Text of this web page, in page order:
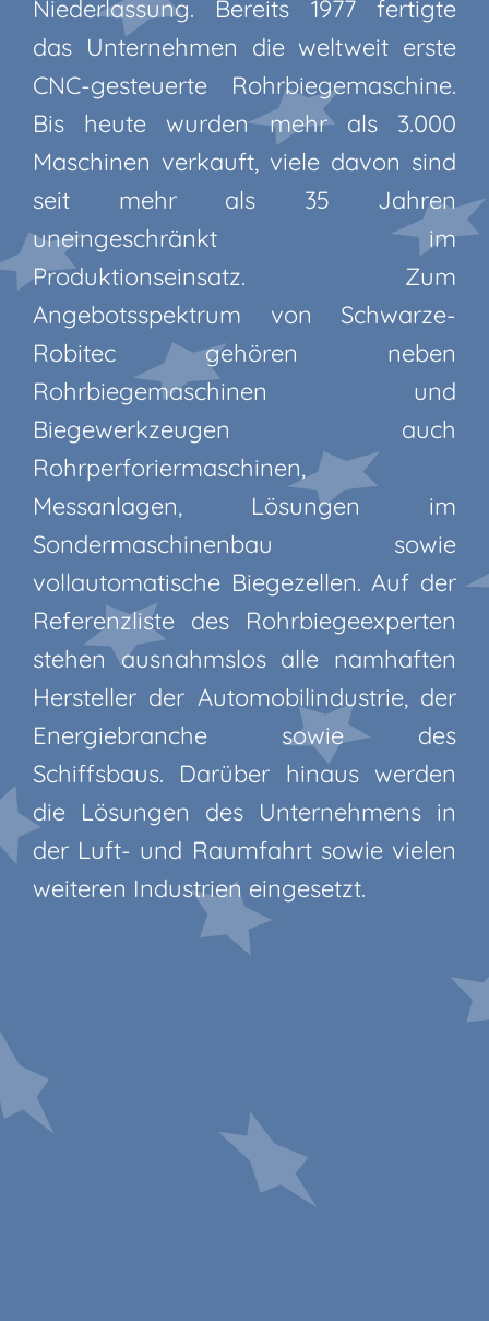
Niederlassung. Bereits 1977 fertigte
das Unternehmen die weltweit erste
CNC-gesteuerte Rohrbiegemaschine.
Bis heute wurden mehr als 3.000
Maschinen verkauft, viele davon sind
seit mehr als 35 Jahren
uneingeschränkt im
Produktionseinsatz. Zum
Angebotsspektrum von Schwarze-
Robitec gehören neben
Rohrbiegemaschinen und
Biegewerkzeugen auch
Rohrperforiermaschinen,
Messanlagen, Lösungen im
Sondermaschinenbau sowie
vollautomatische Biegezellen. Auf der
Referenzliste des Rohrbiegeexperten
stehen ausnahmslos alle namhaften
Hersteller der Automobilindustrie, der
Energiebranche sowie des
Schiffsbaus. Darüber hinaus werden
die Lösungen des Unternehmens in
der Luft- und Raumfahrt sowie vielen
weiteren Industrien eingesetzt.